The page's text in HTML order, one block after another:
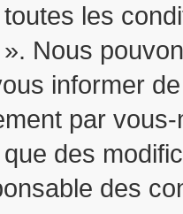
les
Nous
informer
par
des
des